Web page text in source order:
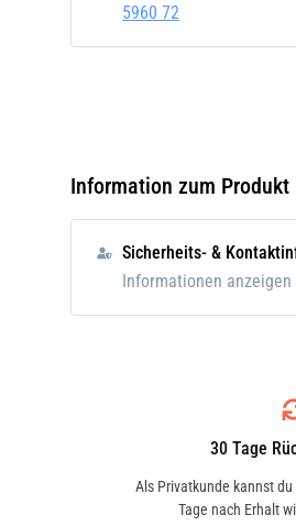
Lieferumfang
5960 72
FIAT
500316493
PEUGEOT
Information zum Produkt
Sicherheits- &
Informationen anzeigen
30 Tage
Als Privatkunde kannst
Tage nach Erhalt